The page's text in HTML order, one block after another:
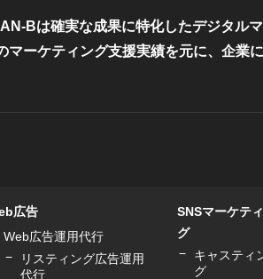
Bは確実な成果に特化したデジタル
マーケティング支援実績を元に、 企業
広告
Web広告運用代行
リスティング広告運用
代行
SNSマーケテ
グ
キャスティ
グ